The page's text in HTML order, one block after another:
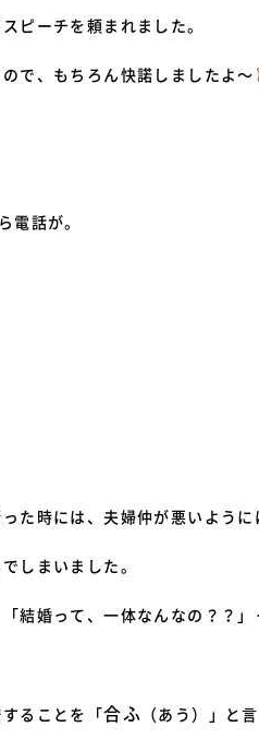
ピーチを頼まれました。
で、もちろん快諾しましたよ～
電話が。
た時には、夫婦仲が悪いように
しまいました。
結婚って、一体なんなの？？」
ることを「合ふ （あう）」と